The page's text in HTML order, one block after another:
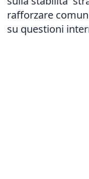
rafforzare
su questioni